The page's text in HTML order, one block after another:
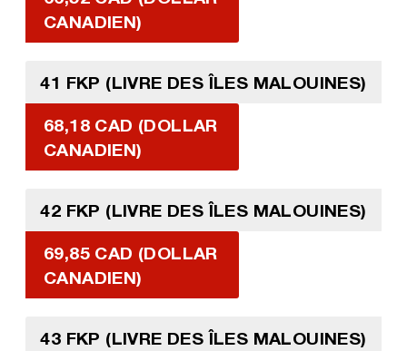
CANADIEN)
41 FKP (LIVRE DES ÎLES MALOUINES)
68,18 CAD (DOLLAR
CANADIEN)
42 FKP (LIVRE DES ÎLES MALOUINES)
69,85 CAD (DOLLAR
CANADIEN)
43 FKP (LIVRE DES ÎLES MALOUINES)